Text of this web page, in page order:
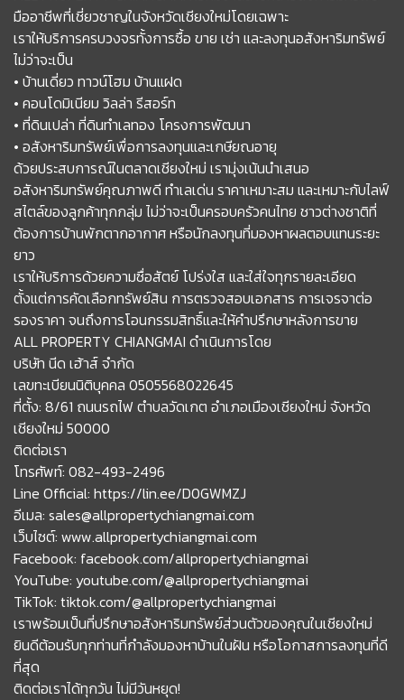
มืออาชีพที่เชี่ยวชาญในจังหวัดเชียงใหม่โดยเฉพาะ
เราให้บริการครบวงจรทั้งการซื้อ ขาย เช่า และลงทุนอสังหาริมทรัพย์
ไม่ว่าจะเป็น
• บ้านเดี่ยว ทาวน์โฮม บ้านแฝด
• คอนโดมิเนียม วิลล่า รีสอร์ท
• ที่ดินเปล่า ที่ดินทำเลทอง โครงการพัฒนา
• อสังหาริมทรัพย์เพื่อการลงทุนและเกษียณอายุ
ด้วยประสบการณ์ในตลาดเชียงใหม่ เรามุ่งเน้นนำเสนอ
อสังหาริมทรัพย์คุณภาพดี ทำเลเด่น ราคาเหมาะสม และเหมาะกับไลฟ์
สไตล์ของลูกค้าทุกกลุ่ม ไม่ว่าจะเป็นครอบครัวคนไทย ชาวต่างชาติที่
ต้องการบ้านพักตากอากาศ หรือนักลงทุนที่มองหาผลตอบแทนระยะ
ยาว
เราให้บริการด้วยความซื่อสัตย์ โปร่งใส และใส่ใจทุกรายละเอียด
ตั้งแต่การคัดเลือกทรัพย์สิน การตรวจสอบเอกสาร การเจรจาต่อ
รองราคา จนถึงการโอนกรรมสิทธิ์และให้คำปรึกษาหลังการขาย
ALL PROPERTY CHIANGMAI ดำเนินการโดย
บริษัท นีด เฮ้าส์ จำกัด
เลขทะเบียนนิติบุคคล 0505568022645
ที่ตั้ง: 8/61 ถนนรถไฟ ตำบลวัดเกต อำเภอเมืองเชียงใหม่ จังหวัด
เชียงใหม่ 50000
ติดต่อเรา
โทรศัพท์: 082-493-2496
Line Official: https://lin.ee/D0GWMZJ
อีเมล: sales@allpropertychiangmai.com
เว็บไซต์: www.allpropertychiangmai.com
Facebook: facebook.com/allpropertychiangmai
YouTube: youtube.com/@allpropertychiangmai
TikTok: tiktok.com/@allpropertychiangmai
เราพร้อมเป็นที่ปรึกษาอสังหาริมทรัพย์ส่วนตัวของคุณในเชียงใหม่
ยินดีต้อนรับทุกท่านที่กำลังมองหาบ้านในฝัน หรือโอกาสการลงทุนที่ดี
ที่สุด
ติดต่อเราได้ทุกวัน ไม่มีวันหยุด!